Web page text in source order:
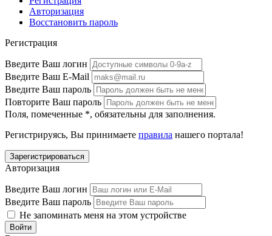
Авторизация
Восстановить пароль
Регистрация
Введите Ваш логин
Введите Ваш E-Mail
Введите Ваш пароль
Повторите Ваш пароль
Поля, помеченные *, обязательны для заполнения.
Регистрируясь, Вы принимаете правила нашего портала!
Авторизация
Введите Ваш логин
Введите Ваш пароль
Не запоминать меня на этом устройстве